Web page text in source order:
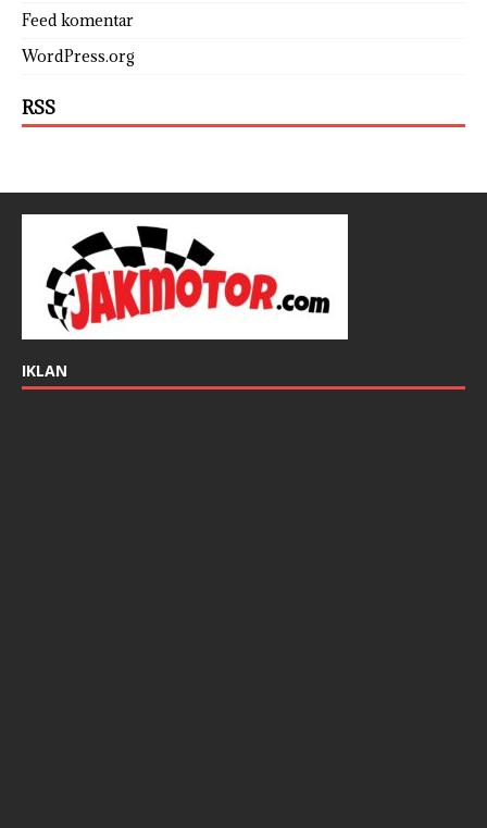
Feed komentar
WordPress.org
RSS
IKLAN